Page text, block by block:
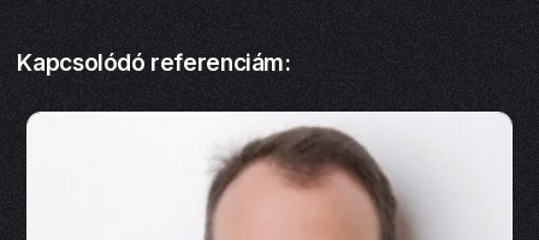
Kapcsolódó referenciám: